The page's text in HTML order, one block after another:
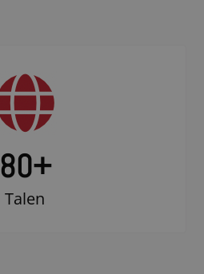
80+
Talen